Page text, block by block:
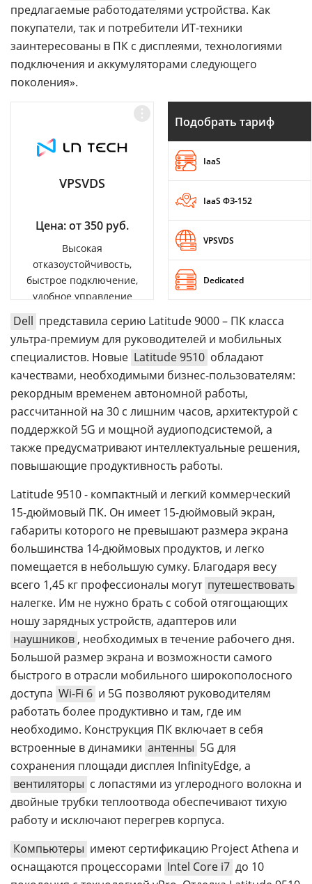
предлагаемые работодателями устройства. Как
покупатели, так и потребители ИТ-техники
заинтересованы в ПК с дисплеями, технологиями
подключения и аккумуляторами следующего
поколения».
VPSVDS
Цена: от 350 руб.
Высокая
отказоустойчивость,
быстрое подключение,
удобное управление
Подобрать тариф
IaaS
IaaS ФЗ-152
VPSVDS
Dedicated
Dell представила серию Latitude 9000 – ПК класса
ультра-премиум для руководителей и мобильных
специалистов. Новые Latitude 9510 обладают
качествами, необходимыми бизнес-пользователям:
рекордным временем автономной работы,
рассчитанной на 30 с лишним часов, архитектурой с
поддержкой 5G и мощной аудиоподсистемой, а
также предусматривают интеллектуальные решения,
повышающие продуктивность работы.
Latitude 9510 - компактный и легкий коммерческий
15-дюймовый ПК. Он имеет 15-дюймовый экран,
габариты которого не превышают размера экрана
большинства 14-дюймовых продуктов, и легко
помещается в небольшую сумку. Благодаря весу
всего 1,45 кг профессионалы могут путешествовать
налегке. Им не нужно брать с собой отягощающих
ношу зарядных устройств, адаптеров или
наушников , необходимых в течение рабочего дня.
Большой размер экрана и возможности самого
быстрого в отрасли мобильного широкополосного
доступа Wi-Fi 6 и 5G позволяют руководителям
работать более продуктивно и там, где им
необходимо. Конструкция ПК включает в себя
встроенные в динамики антенны 5G для
сохранения площади дисплея InfinityEdge, а
вентиляторы с лопастями из углеродного волокна и
двойные трубки теплоотвода обеспечивают тихую
работу и исключают перегрев корпуса.
Компьютеры имеют сертификацию Project Athena и
оснащаются процессорами Intel Core i7 до 10